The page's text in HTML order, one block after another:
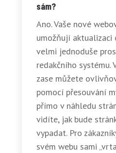
sám?
Ano. Vaše nové
umožňují aktualizaci
velmi jednoduše
redakčního systému.
zase můžete
pomocí přesouvání
přímo v náhledu
vidíte, jak bude
vypadat. Pro
svém webu sami